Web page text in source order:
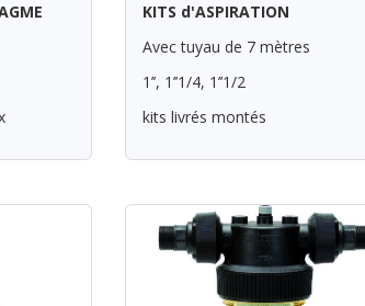
KITS d'ASPIRATION
Avec tuyau de 7 mètres
1’’, 1’’1/4, 1’’1/2
kits livrés montés